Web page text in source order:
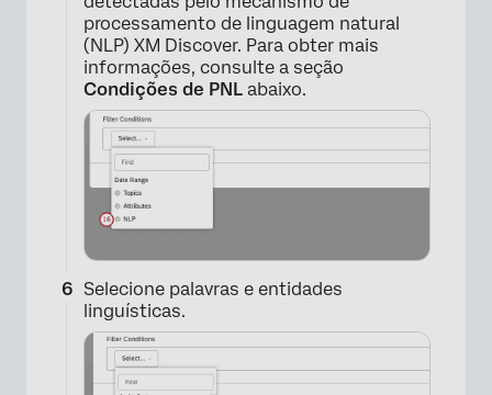
×
processamento de linguagem natural
(NLP) XM Discover. Para obter mais
informações, consulte a seção
Condições de PNL abaixo.
Selecione palavras e entidades
linguísticas.